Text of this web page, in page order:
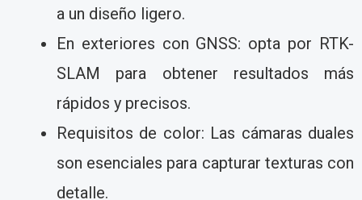
a un diseño ligero.
En exteriores con GNSS: opta por RTK-
SLAM para obtener resultados más
rápidos y precisos.
Requisitos de color: Las cámaras duales
son esenciales para capturar texturas con
detalle.